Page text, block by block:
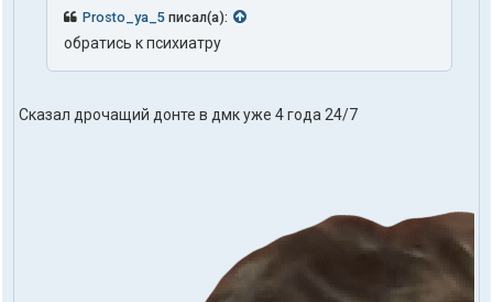
Prosto_ya_5 писал(а):
обратись к психиатру
Сказал дрочащий донте в дмк уже 4 года 24/7